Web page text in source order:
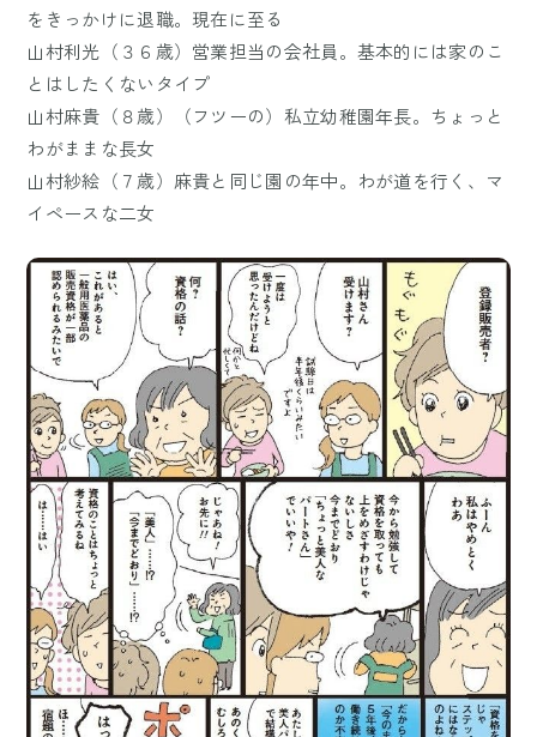
をきっかけに退職。現在に至る
山村利光（３６歳）営業担当の会社員。基本的には家のこ
とはしたくないタイプ
山村麻貴（８歳）（フツーの）私立幼稚園年長。ちょっと
わがままな長女
山村紗絵（７歳）麻貴と同じ園の年中。わが道を行く、マ
イペースな二女